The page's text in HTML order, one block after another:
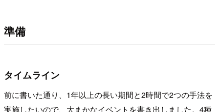
準備
タイムライン
前に書いた通り、1年以上の長い期間と2時間で2つの手法を
実施したいので、大まかなイベントを書き出しました。4種